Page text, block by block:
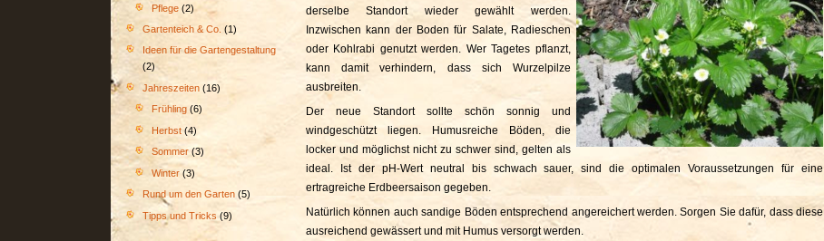
Pflege (2)
Gartenteich & Co. (1)
Ideen für die Gartengestaltung
(2)
Jahreszeiten (16)
Frühling (6)
Herbst (4)
Sommer(3)
Winter (3)
Rund um den Garten (5)
Tipps und Tricks(9)
derselbe Standort wieder gewählt werden.
Inzwischen kann der Boden für Salate, Radieschen
oder Kohlrabi genutzt werden. Wer Tagetes pflanzt,
kann damit verhindern, dass sich Wurzelpilze
ausbreiten.
Der neue Standort sollte schön sonnig und
windgeschützt liegen. Humusreiche Böden, die
locker und möglichst nicht zu schwer sind, gelten als
ideal. Ist der pH-Wert neutral bis schwach sauer, sind die optimalen Voraussetzungen für eine
ertragreiche Erdbeersaison gegeben.
Natürlich können auch sandige Böden entsprechend angereichert werden. Sorgen Sie dafür, dass diese
ausreichend gewässert und mit Humus versorgt werden.